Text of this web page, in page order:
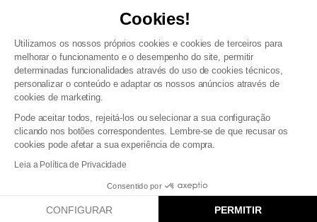
Cookies!
Utilizamos os nossos próprios cookies e cookies de terceiros para
melhorar o funcionamento e o desempenho do site, permitir
determinadas funcionalidades através do uso de cookies técnicos,
personalizar o conteúdo e adaptar os nossos anúncios através de
cookies de marketing.
Pode aceitar todos, rejeitá-los ou selecionar a sua configuração
clicando nos botões correspondentes. Lembre-se de que recusar os
cookies pode afetar a sua experiência de compra.
Leia a Política de Privacidade
Consentido por
CONFIGURAR PERMITIR
Termos e Condições Gerais de Venda e Aviso Legal
Condições Gerais de Utilização do Programa de Fidelização
Gestão de dados pessoais e política de cookies
Termos e condições gerais de venda pro
Declaração de Acessibilidade